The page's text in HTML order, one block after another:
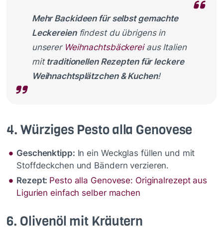
Mehr Backideen für selbst gemachte
Leckereienfindest du übrigens in
unserer Weihnachtsbäckereiaus Italien
mit traditionellen Rezepten für leckere
Weihnachtsplätzchen & Kuchen!
4. Würziges Pesto alla Genovese
Geschenktipp: In ein Weckglas füllen und mit
Stoffdeckchen und Bändern verzieren.
Rezept: Pesto alla Genovese: Originalrezept aus
Ligurien einfach selber machen
6. Olivenöl mit Kräutern